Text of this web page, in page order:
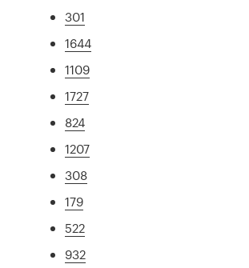
301
1644
1109
1727
824
1207
308
179
522
932